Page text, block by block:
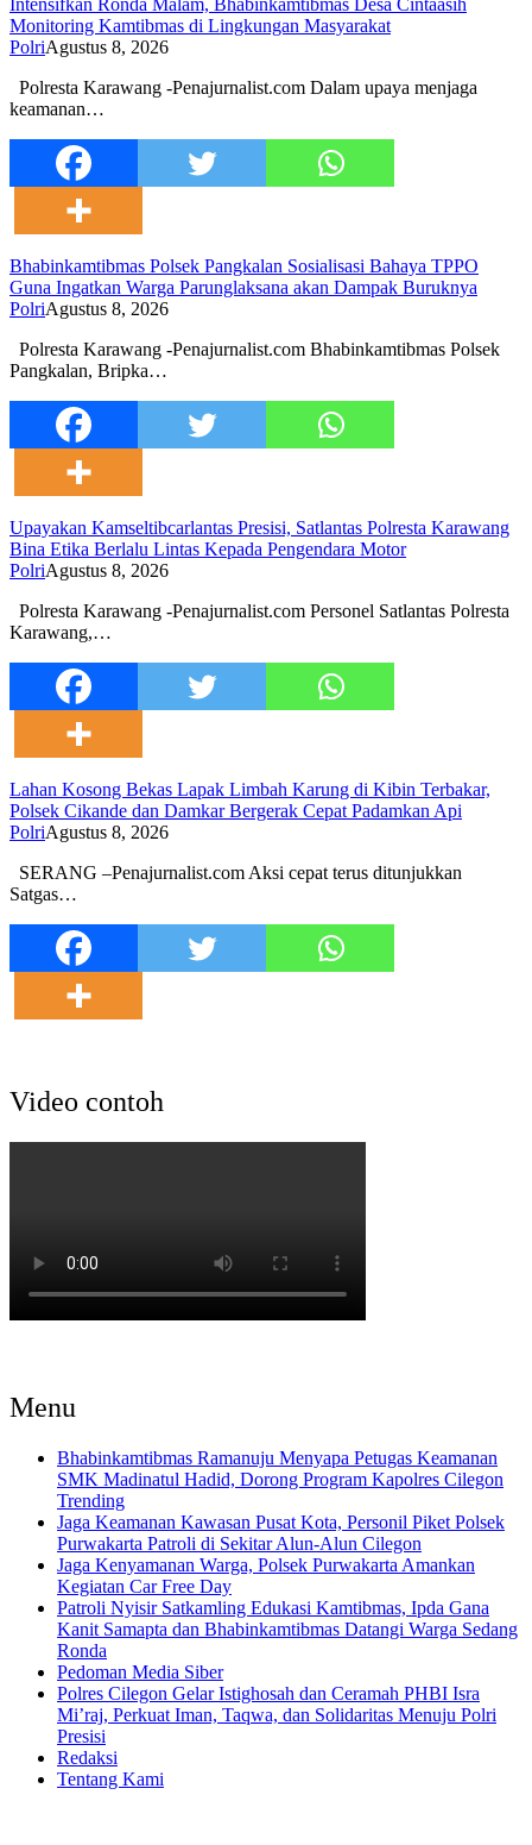
Intensifkan Ronda Malam, Bhabinkamtibmas Desa Cintaasih
Monitoring Kamtibmas di Lingkungan Masyarakat
PolriAgustus 8, 2026
Polresta Karawang -Penajurnalist.com Dalam upaya menjaga
keamanan…
Bhabinkamtibmas Polsek Pangkalan Sosialisasi Bahaya TPPO
Guna Ingatkan Warga Parunglaksana akan Dampak Buruknya
PolriAgustus 8, 2026
Polresta Karawang -Penajurnalist.com Bhabinkamtibmas Polsek
Pangkalan, Bripka…
Upayakan Kamseltibcarlantas Presisi, Satlantas Polresta Karawang
Bina Etika Berlalu Lintas Kepada Pengendara Motor
PolriAgustus 8, 2026
Polresta Karawang -Penajurnalist.com Personel Satlantas Polresta
Karawang,…
Lahan Kosong Bekas Lapak Limbah Karung di Kibin Terbakar,
Polsek Cikande dan Damkar Bergerak Cepat Padamkan Api
PolriAgustus 8, 2026
SERANG –Penajurnalist.com Aksi cepat terus ditunjukkan
Satgas…
Video contoh
Menu
Bhabinkamtibmas Ramanuju Menyapa Petugas Keamanan
SMK Madinatul Hadid, Dorong Program Kapolres Cilegon
Trending
Jaga Keamanan Kawasan Pusat Kota, Personil Piket Polsek
Purwakarta Patroli di Sekitar Alun-Alun Cilegon
Jaga Kenyamanan Warga, Polsek Purwakarta Amankan
Kegiatan Car Free Day
Patroli Nyisir Satkamling Edukasi Kamtibmas, Ipda Gana
Kanit Samapta dan Bhabinkamtibmas Datangi Warga Sedang
Ronda
Pedoman Media Siber
Polres Cilegon Gelar Istighosah dan Ceramah PHBI Isra
Mi’raj, Perkuat Iman, Taqwa, dan Solidaritas Menuju Polri
Presisi
Redaksi
Tentang Kami